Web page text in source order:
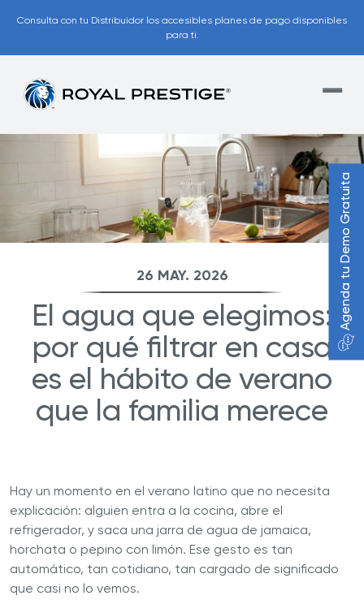
Consulta con tu Distribuidor los accesibles planes de pago disponibles
para ti.
26 MAY. 2026
El agua que elegimos:
por qué filtrar en casa
es el hábito de verano
que la familia merece
Hay un momento en el verano latino que no necesita
explicación: alguien entra a la cocina, abre el
refrigerador, y saca una jarra de agua de jamaica,
horchata o pepino con limón. Ese gesto es tan
automático, tan cotidiano, tan cargado de significado
que casi no lo vemos.
Agenda tu Demo Gratuita